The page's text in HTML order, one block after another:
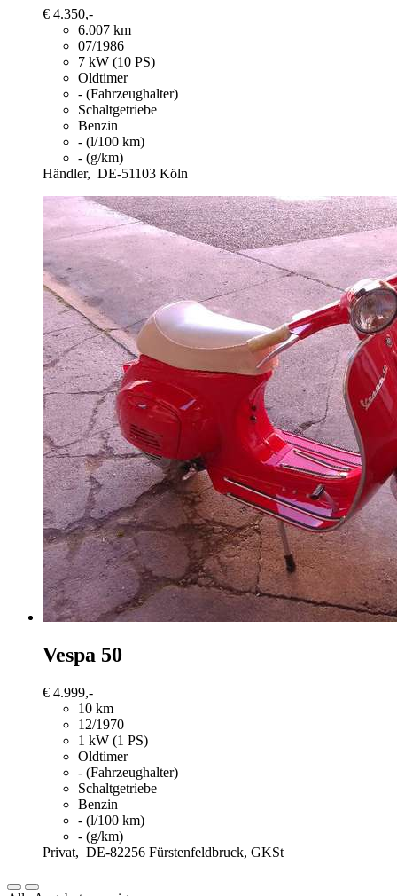
€ 4.350,-
6.007 km
07/1986
7 kW (10 PS)
Oldtimer
- (Fahrzeughalter)
Schaltgetriebe
Benzin
- (l/100 km)
- (g/km)
Händler, DE-51103 Köln
Vespa 50
€ 4.999,-
10 km
12/1970
1 kW (1 PS)
Oldtimer
- (Fahrzeughalter)
Schaltgetriebe
Benzin
- (l/100 km)
- (g/km)
Privat, DE-82256 Fürstenfeldbruck, GKSt